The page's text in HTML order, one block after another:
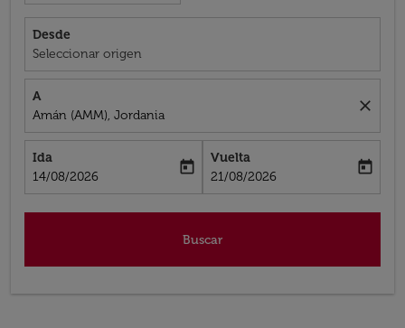
Desde
Seleccionar origen
A
Amán (AMM), Jordania
close
Ida
fc-booking-departure-date-aria-label
14/08/2026
today
Vuelta
fc-booking-return-date-aria-label
21/08/2026
today
Buscar